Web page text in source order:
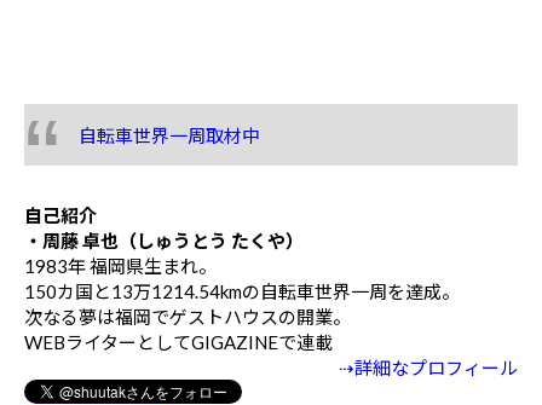
自転車世界一周取材中
自己紹介
・周藤 卓也（しゅうとう たくや）
1983年 福岡県生まれ。
150カ国と13万1214.54kmの自転車世界一周を達成。
次なる夢は福岡でゲストハウスの開業。
WEBライターとしてGIGAZINEで連載
⇢詳細なプロフィール